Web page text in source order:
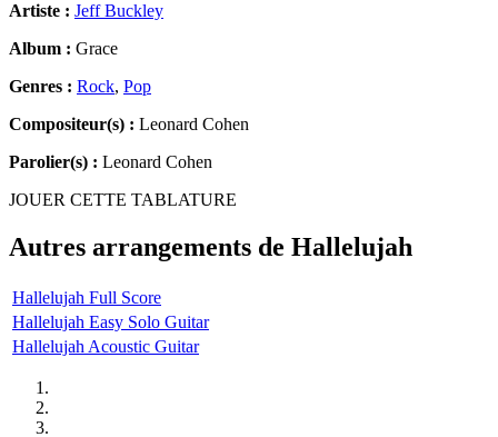
Artiste : Jeff Buckley
Album : Grace
Genres : Rock, Pop
Compositeur(s) : Leonard Cohen
Parolier(s) : Leonard Cohen
JOUER CETTE TABLATURE
Autres arrangements de Hallelujah
Hallelujah Full Score
Hallelujah Easy Solo Guitar
Hallelujah Acoustic Guitar